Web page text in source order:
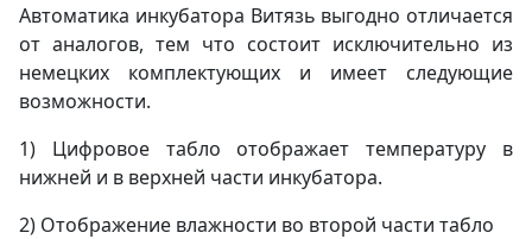
Автоматика инкубатора Витязь выгодно отличается
от аналогов, тем что состоит исключительно из
немецких комплектующих и имеет следующие
возможности.
1) Цифровое табло отображает температуру в
нижней и в верхней части инкубатора.
2) Отображение влажности во второй части табло